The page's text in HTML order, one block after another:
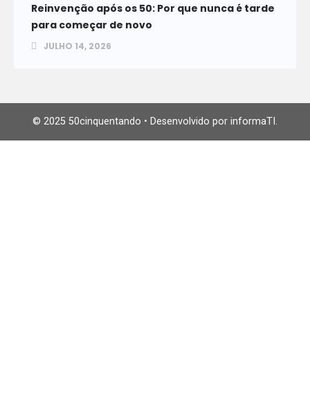
Reinvenção após os 50: Por que nunca é tarde
para começar de novo
JULHO 14, 2026
© 2025 50cinquentando • Desenvolvido por informaTI.